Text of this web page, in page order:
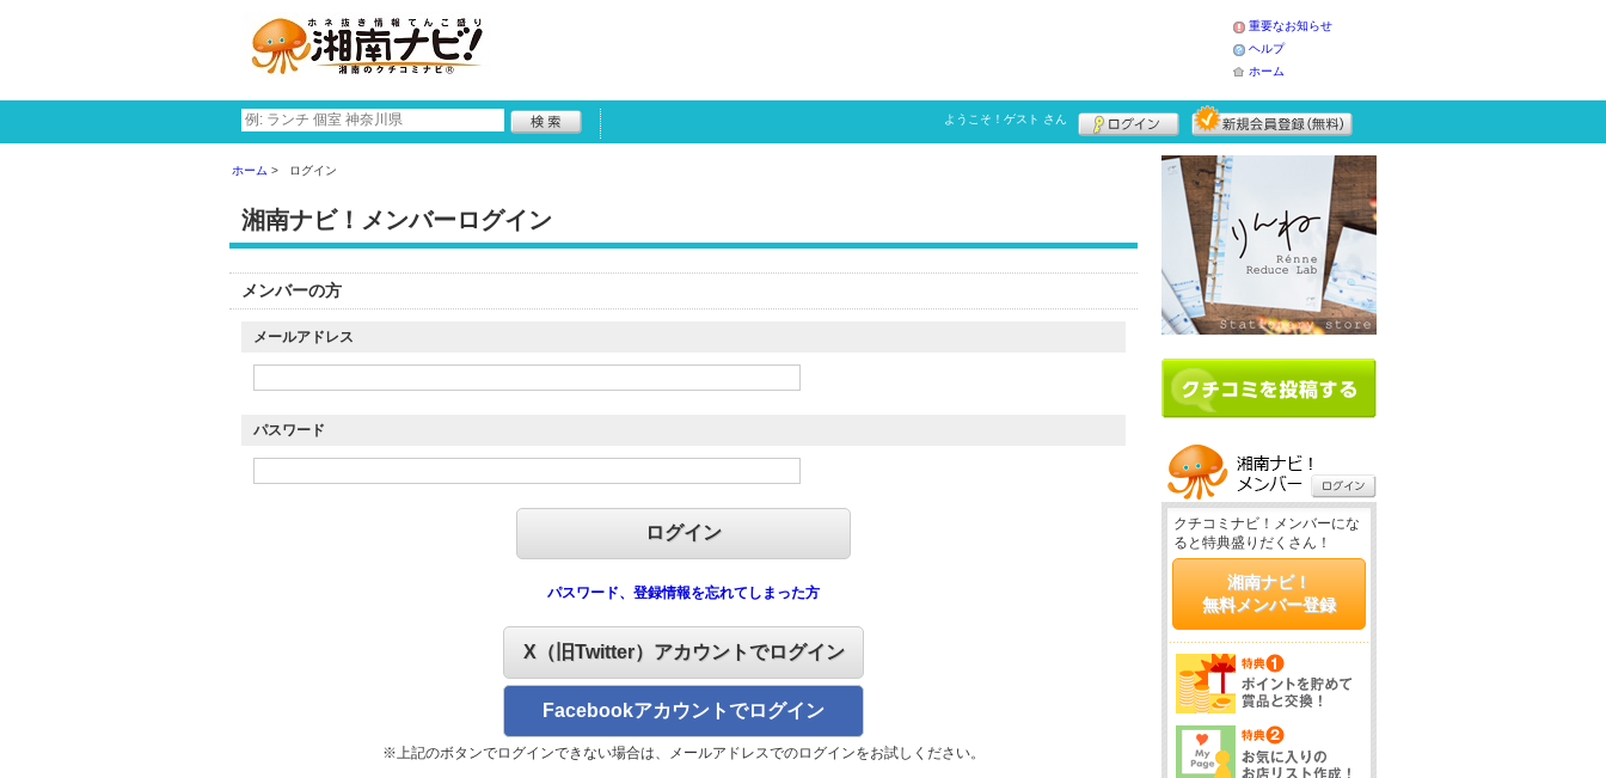
重要なお知らせ
ヘルプ
ホーム
ようこそ！ ゲスト さん
ホーム ログイン
湘南ナビ！メンバーログイン
メンバーの方
メールアドレス
パスワード
パスワード、登録情報を忘れてしまった方
X（旧Twitter）アカウントでログイン
Facebookアカウントでログイン
※上記のボタンでログインできない場合は、メールアドレスでのログインをお試しください。
クチコミナビ！メンバーにな
ると特典盛りだくさん！
湘南ナビ！
無料メンバー登録